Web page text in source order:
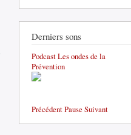
de
RENCONTRE
AVEC
DONOVAN
POTIN
Derniers sons
Podcast Les ondes de la
Prévention
PrécédentPause Suivant